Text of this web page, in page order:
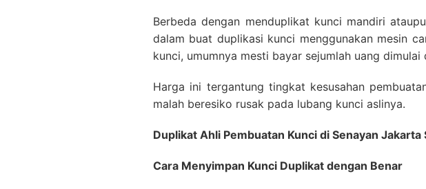
Berbeda dengan menduplikat kunci mandiri
dalam buat duplikasi kunci menggunakan mesin
kunci, umumnya mesti bayar sejumlah uang
Harga ini tergantung tingkat kesusahan
malah beresiko rusak pada lubang kunci aslinya.
Duplikat Ahli Pembuatan Kunci di Senayan
Cara Menyimpan Kunci Duplikat dengan Benar